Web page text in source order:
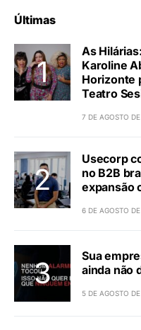
Últimas
As
Karoline
Horizonte
Teatro
7 DE AGOSTO
Usecorp
no B2B
expansão
6 DE AGOSTO
Sua
ainda não
5 DE AGOSTO